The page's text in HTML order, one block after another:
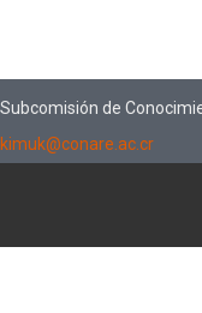
Subcomisión de
kimuk@conare.ac.cr